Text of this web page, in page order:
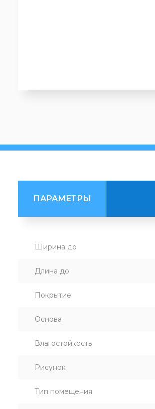
ПАРАМЕТРЫ
Ширина до
Длина до
Покрытие
Основа
Влагостойкость
Рисунок
Тип помещения